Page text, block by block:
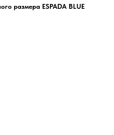
размера ESPADA BLUE